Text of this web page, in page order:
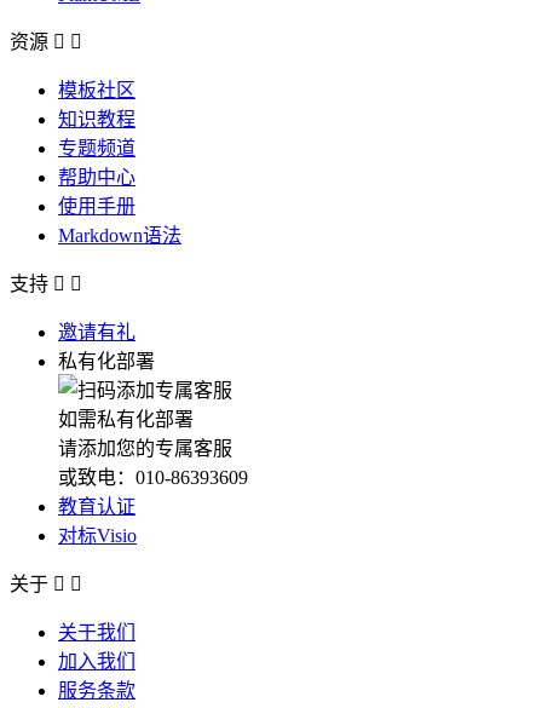
资源  
模板社区
知识教程
专题频道
帮助中心
使用手册
Markdown语法
支持  
邀请有礼
私有化部署
如需私有化部署
请添加您的专属客服
或致电：010-86393609
教育认证
对标Visio
关于  
关于我们
加入我们
服务条款